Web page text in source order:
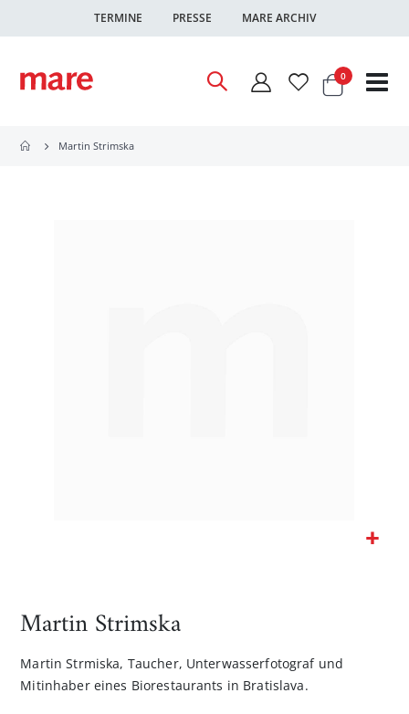
TERMINE PRESSE MARE ARCHIV
Warenkorb
0Artikel
Martin Strimska
Bildgalerie
Martin Strimska
Martin Strmiska, Taucher, Unterwasserfotograf und
Mitinhaber eines Biorestaurants in Bratislava.